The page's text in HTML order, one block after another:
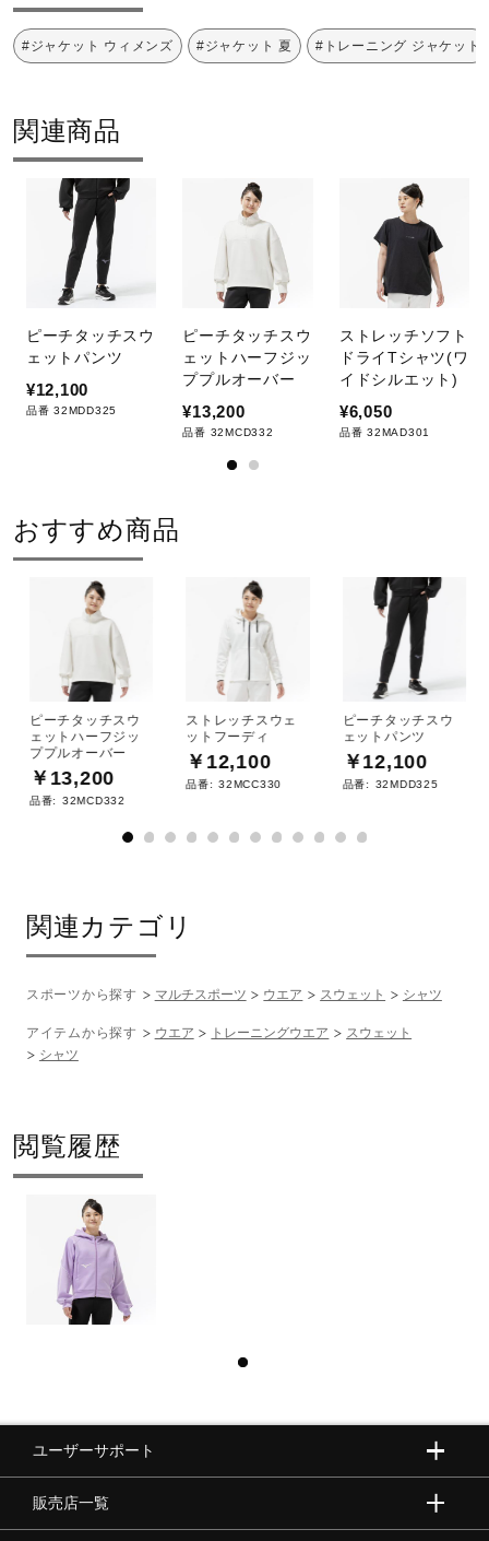
#ジャケット ウィメンズ #ジャケット 夏 #トレーニング ジャケット
関連商品
ピーチタッチスウ
ェットパンツ
¥12,100
品番 32MDD325
ピーチタッチスウ
ェットハーフジッ
ププルオーバー
¥13,200
品番 32MCD332
ストレッチソフト
ドライTシャツ(ワ
イドシルエット)
¥6,050
品番 32MAD301
おすすめ商品
ピーチタッチスウ
ェットハーフジッ
ププルオーバー
￥13,200
品番: 32MCD332
ストレッチスウェ
ットフーディ
￥12,100
品番: 32MCC330
ピーチタッチスウ
ェットパンツ
￥12,100
品番: 32MDD325
関連カテゴリ
スポーツから探す マルチスポーツ ウエア スウェット シャツ
アイテムから探す ウエア トレーニングウエア
スウェット
シャツ
閲覧履歴
ユーザーサポート
販売店一覧